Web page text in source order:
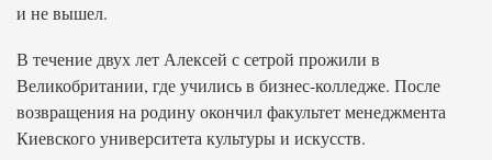
и не вышел.
В течение двух лет Алексей с сетрой прожили в
Великобритании, где учились в бизнес-колледже. После
возвращения на родину окончил факультет менеджмента
Киевского университета культуры и искусств.